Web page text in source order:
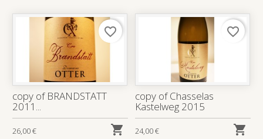
copy of BRANDSTATT
2011...
26,00 € 
favorite_border
copy of Chasselas
Kastelweg 2015
24,00 € 
favorite_border